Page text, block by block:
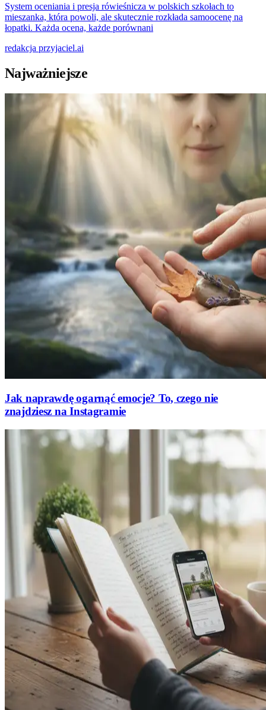
System oceniania i presja rówieśnicza w polskich szkołach to
mieszanka, która powoli, ale skutecznie rozkłada samoocenę na
łopatki. Każda ocena, każde porównani
redakcja przyjaciel.ai
Najważniejsze
Jak naprawdę ogarnąć emocje? To, czego nie
znajdziesz na Instagramie